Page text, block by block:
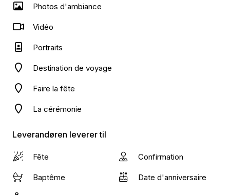
Photos d'ambiance
Vidéo
Portraits
Destination de voyage
Faire la fête
La cérémonie
Leverandøren leverer til
Fête Confirmation
Baptême Date d'anniversaire